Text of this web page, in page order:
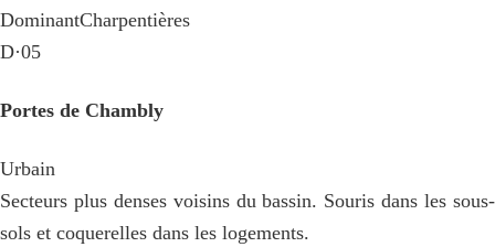
DominantCharpentières
D·05
Portes de Chambly
Urbain
Secteurs plus denses voisins du bassin. Souris dans les sous-
sols et coquerelles dans les logements.